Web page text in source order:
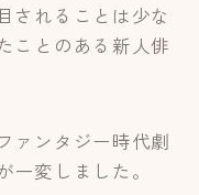
されることは少な
ことのある新人俳
ァンタジー時代劇
一変しました。